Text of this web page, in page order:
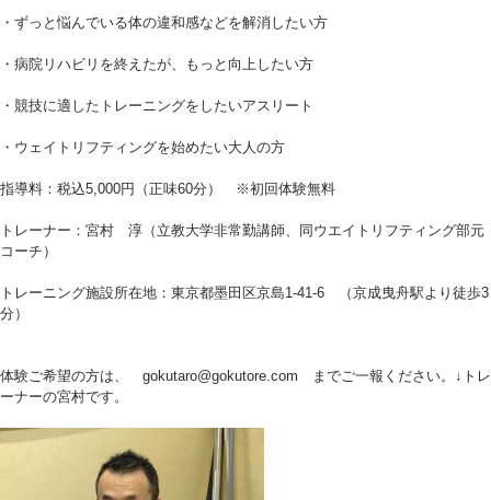
・ずっと悩んでいる体の違和感などを解消したい方
・病院リハビリを終えたが、もっと向上したい方
・競技に適したトレーニングをしたいアスリート
・ウェイトリフティングを始めたい大人の方
指導料：税込5,000円（正味60分） ※初回体験無料
トレーナー：宮村 淳（立教大学非常勤講師、同ウエイトリフティング部元
コーチ）
トレーニング施設所在地：東京都墨田区京島1-41-6 （京成曳舟駅より徒歩3
分）
体験ご希望の方は、 gokutaro@gokutore.com までご一報ください。↓トレ
ーナーの宮村です。